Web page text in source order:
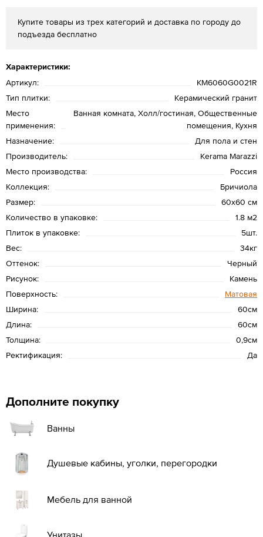
Купите товары из трех категорий и доставка по городу до
подъезда бесплатно
Характеристики:
Артикул:
KM6060G0021R
Тип плитки:
Керамический гранит
Место
применения:
Ванная комната, Холл/гостиная, Общественные
помещения, Кухня
Назначение:
Для пола и стен
Производитель:
Kerama Marazzi
Место производства:
Россия
Коллекция:
Бричиола
Размер:
60х60 см
Количество в упаковке:
1.8 м2
Плиток в упаковке:
5шт.
Вес:
34кг
Оттенок:
Черный
Рисунок:
Камень
Поверхность:
Матовая
Ширина:
60см
Длина:
60см
Толщина:
0,9см
Ректификация:
Да
Дополните покупку
Ванны
Душевые кабины, уголки, перегородки
Мебель для ванной
Унитазы